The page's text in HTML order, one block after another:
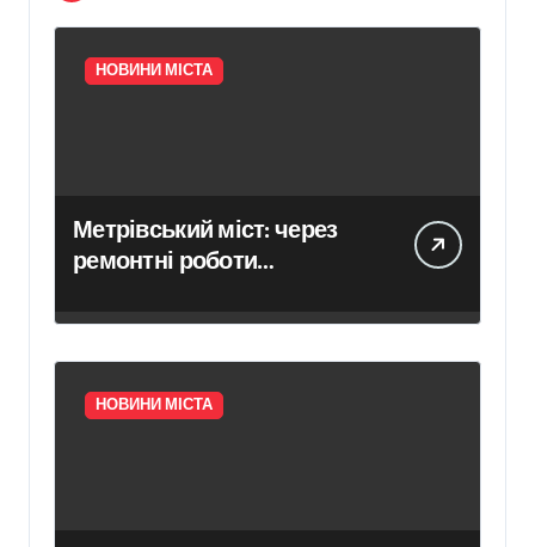
НОВИНИ МІСТА
Метрівський міст: через
ремонтні роботи
напрямку Броварського
проспекту
НОВИНИ МІСТА